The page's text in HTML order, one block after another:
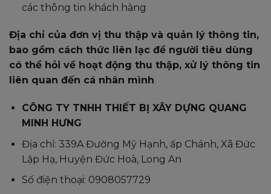
các thông tin khách hàng
Địa chỉ của đơn vị thu thập và quản lý thông tin,
bao gồm cách thức liên lạc để người tiêu dùng
có thể hỏi về hoạt động thu thập, xử lý thông tin
liên quan đến cá nhân mình
CÔNG TY TNHH THIẾT BỊ XÂY DỰNG QUANG
MINH HƯNG
Địa chỉ: 339A Đường Mỹ Hạnh, ấp Chánh, Xã Đức
Lập Hạ, Huyện Đức Hoà, Long An
Số điện thoại: 0908057729